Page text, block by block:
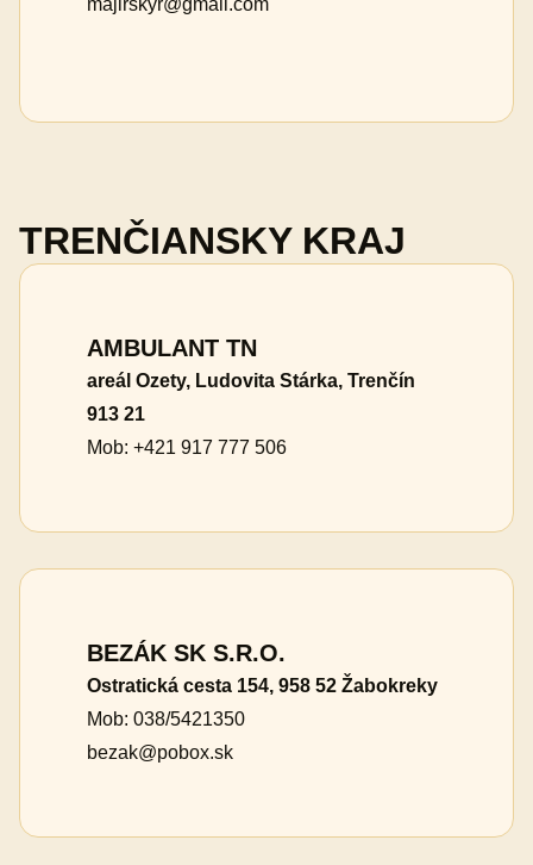
majirskyr@gmail.com
TRENČIANSKY KRAJ
AMBULANT TN
areál Ozety, Ludovita Stárka, Trenčín
913 21
Mob: +421 917 777 506
BEZÁK SK S.R.O.
Ostratická cesta 154, 958 52 Žabokreky
Mob: 038/5421350
bezak@pobox.sk